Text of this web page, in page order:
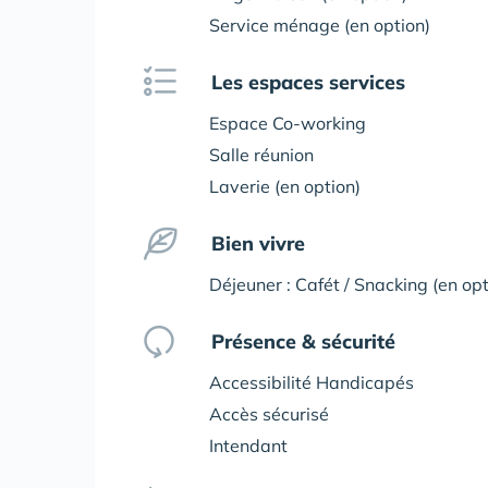
Service ménage (en option)
Les espaces services
Espace Co-working
Salle réunion
Laverie (en option)
Bien vivre
Déjeuner : Cafét / Snacking (en
Présence & sécurité
Accessibilité Handicapés
Accès sécurisé
Intendant